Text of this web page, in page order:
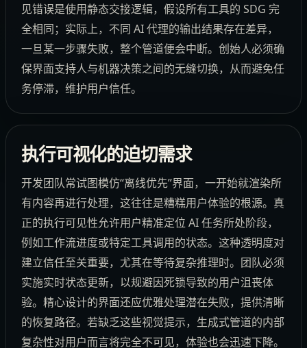
见错误是使用静态交接逻辑，假设所有工具的 SDG 完
全相同；实际上，不同 AI 代理的输出结果存在差异，
一旦某一步骤失败，整个管道便会中断。创始人必须确
保界面支持人与机器决策之间的无缝切换，从而避免任
务停滞，维护用户信任。
执行可视化的迫切需求
开发团队常试图模仿“离线优先”界面，一开始就渲染所
有内容再进行处理，这往往是糟糕用户体验的根源。真
正的执行可见性允许用户精准定位 AI 任务所处阶段，
例如工作流进度或特定工具调用的状态。这种透明度对
建立信任至关重要，尤其在等待复杂推理时。团队必须
实施实时状态更新，以规避因死锁导致的用户沮丧体
验。精心设计的界面还应优雅处理潜在失败，提供清晰
的恢复路径。若缺乏这些视觉提示，生成式管道的内部
复杂性对用户而言将完全不可见，体验也会迅速下降。